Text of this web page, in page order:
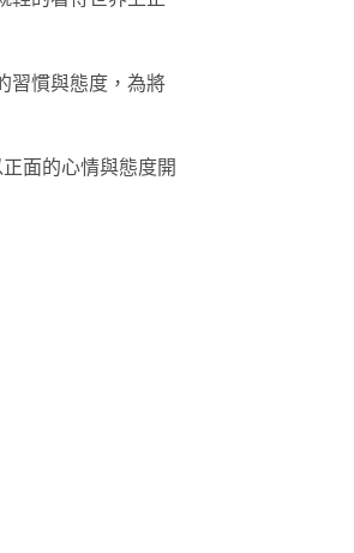
習慣與態度，為將
面的心情與態度開